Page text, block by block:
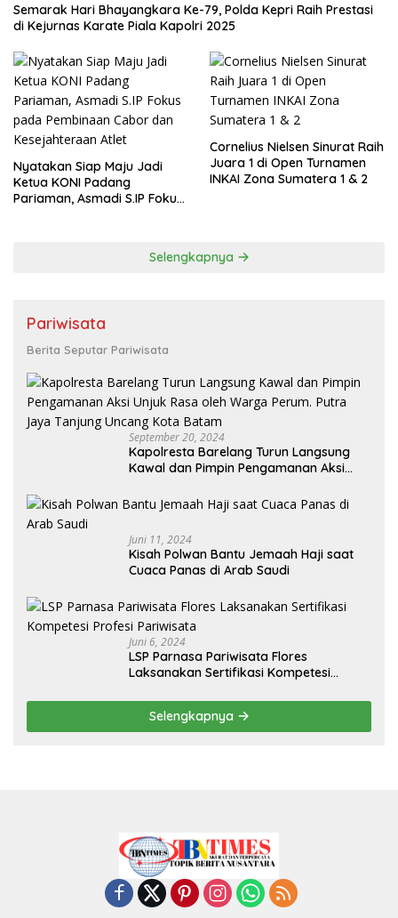
Semarak Hari Bhayangkara Ke-79, Polda Kepri Raih Prestasi
di Kejurnas Karate Piala Kapolri 2025
Nyatakan Siap Maju Jadi
Ketua KONI Padang
Pariaman, Asmadi S.IP Fokus
Cornelius Nielsen Sinurat Raih
Juara 1 di Open Turnamen
INKAI Zona Sumatera 1 & 2
Selengkapnya
Pariwisata
Berita Seputar Pariwisata
September 20, 2024
Kapolresta Barelang Turun Langsung
Kawal dan Pimpin Pengamanan Aksi
Jaya Tanjung Uncang Kota Batam
Juni 11, 2024
Kisah Polwan Bantu Jemaah Haji saat
Cuaca Panas di Arab Saudi
Juni 6, 2024
LSP Parnasa Pariwisata Flores
Laksanakan Sertifikasi Kompetesi
Selengkapnya